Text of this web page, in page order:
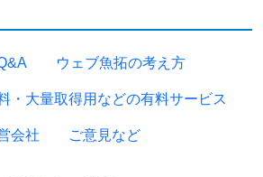
ウェブ魚拓の考え方
・大量取得用などの有料サービス
会社 ご意見など